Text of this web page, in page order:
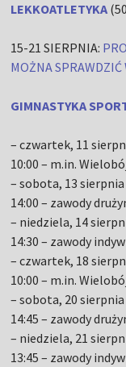
LEKKOATLETYKA
15-21 SIERPNIA:
MOŻNA SPRAWDZIĆ
GIMNASTYKA
– czwartek, 11
10:00 – m.in.
– sobota, 13 sierpnia
14:00 – zawody
– niedziela, 14
14:30 – zawody
– czwartek, 18
10:00 – m.in.
– sobota, 20 sierpnia
14:45 – zawody
– niedziela, 21
13:45 – zawody